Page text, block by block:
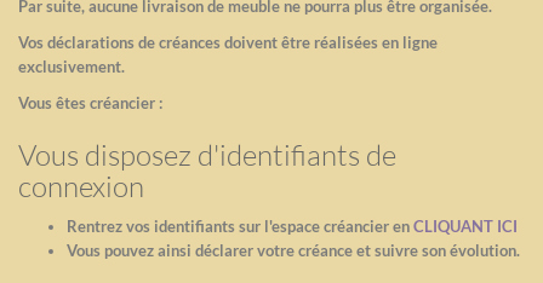
Par suite, aucune livraison de meuble ne pourra plus être organisée.
Vos déclarations de créances doivent être réalisées en ligne
exclusivement.
Vous êtes créancier :
Vous disposez d'identifiants de
connexion
Rentrez vos identifiants sur l'espace créancier enCLIQUANT ICI
Vous pouvez ainsi déclarer votre créance et suivre son évolution.